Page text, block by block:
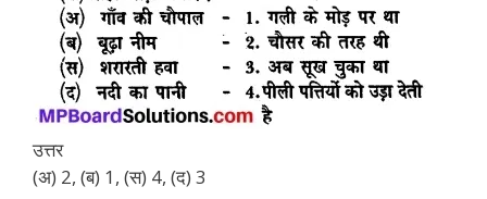
उत्तर
(अ) 2, (ब) 1, (स) 4, (द) 3